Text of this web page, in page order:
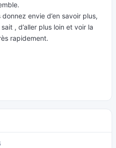
donnez envie d’en savoir plus,
, d’aller plus loin et voir la
rapidement.